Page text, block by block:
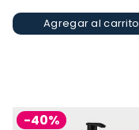
Agregar al carrito
-40%